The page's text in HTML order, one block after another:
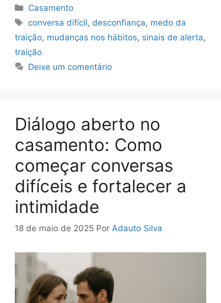
Categorias
Casamento
Tags
conversa difícil, desconfiança, medo da
traição, mudanças nos hábitos, sinais de alerta,
traição
Deixe um comentário
Diálogo aberto no
casamento: Como
começar conversas
difíceis e fortalecer a
intimidade
18 de maio de 2025 Por Adauto Silva